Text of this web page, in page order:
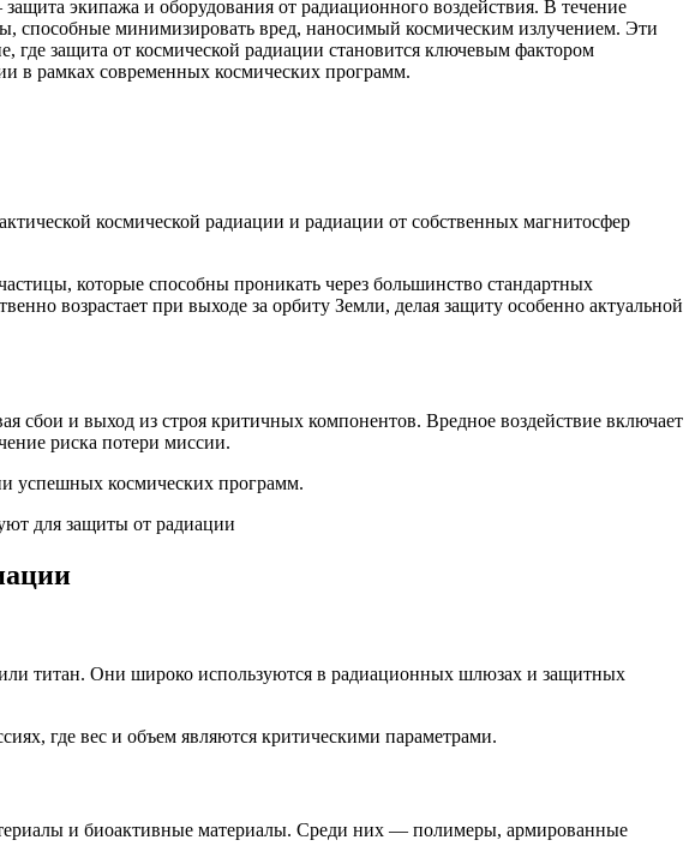
экипажа и оборудования от радиационного воздействия. В течение
способные минимизировать вред, наносимый космическим излучением. Эти
защита от космической радиации становится ключевым фактором
в рамках современных космических программ.
космической радиации и радиации от собственных магнитосфер
которые способны проникать через большинство стандартных
возрастает при выходе за орбиту Земли, делая защиту особенно актуальной
сбои и выход из строя критичных компонентов. Вредное воздействие включает
риска потери миссии.
успешных космических программ.
титан. Они широко используются в радиационных шлюзах и защитных
где вес и объем являются критическими параметрами.
и биоактивные материалы. Среди них — полимеры, армированные